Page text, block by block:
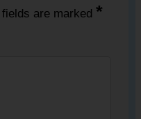
are marked *